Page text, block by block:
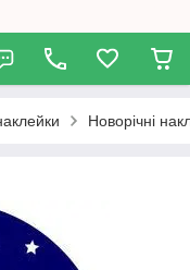
Новорічні